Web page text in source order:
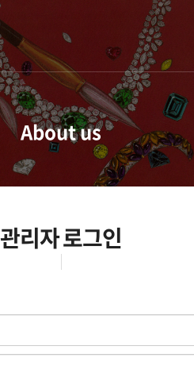
About us
관리자 로그인